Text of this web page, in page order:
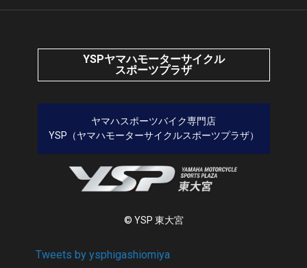
YSPヤマハモーターサイクル
スポーツプラザ
ヤマハスポーツバイク専門店
YSP（ヤマハモーターサイクルスポーツプラザ）
© YSP 東大宮
Tweets by ysphigashiomiya